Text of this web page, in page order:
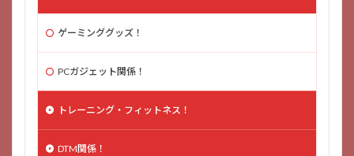
ゲーミンググッズ！
PCガジェット関係！
トレーニング・フィットネス！
DTM関係！